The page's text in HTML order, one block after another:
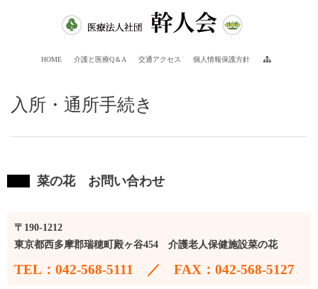
HOME 介護と医療Q＆A 交通アクセス 個人情報保護方針
入所・通所手続き
菜の花 お問い合わせ
〒190-1212
東京都西多摩郡瑞穂町殿ヶ谷454 介護老人保健施設菜の花
TEL：042-568-5111 ／ FAX：042-568-5127